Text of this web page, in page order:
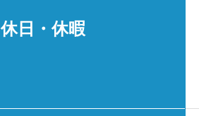
休日・休暇